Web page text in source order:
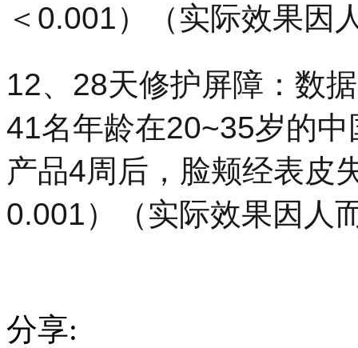
＜0.001）（实际效果因
12、28天修护屏障：数
41名年龄在20~35岁的
产品4周后，脸颊经表皮
0.001）（实际效果因人
分享: